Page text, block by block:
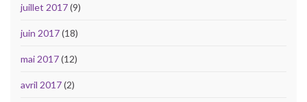
juillet 2017(9)
juin 2017(18)
mai 2017(12)
avril 2017(2)